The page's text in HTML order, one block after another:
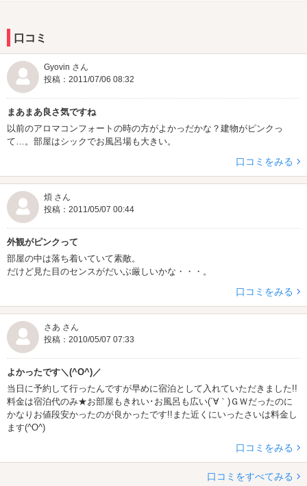
口コミ
Gyovin さん
投稿：2011/07/06 08:32
まあまあ良さ気ですね
以前のアロマコンフォートの時の方がよかっだかな？建物がピンクっ
て…。部屋はシックでお風呂場も大きい。
口コミをみる
煩 さん
投稿：2011/05/07 00:44
外観がピンクって
部屋の中は落ち着いていて素敵。
だけど見た目のセンスがだいぶ厳しいかな・・・。
口コミをみる
さあ さん
投稿：2010/05/07 07:33
よかったです＼(^O^)／
当日に予約して行ったんですが早めに宿泊として入れていただきました!!
料金は宿泊代のみ★お部屋もきれい･お風呂も広い(´∀｀)ＧＷだったのに
かなりお値段安かったのが良かったです!!また近くにいったさいは料金し
ます(^O^)
口コミをみる
口コミをすべてみる